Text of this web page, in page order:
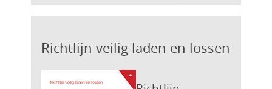
Richtlijn veilig laden en lossen